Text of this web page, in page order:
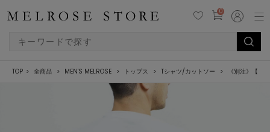
0
TOP 全商品 MEN'S MELROSE トップス Tシャツ/カットソー 《別注》【